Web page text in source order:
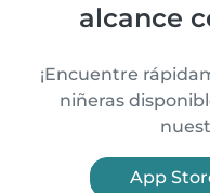
alcance
¡Encuentre
niñeras
App